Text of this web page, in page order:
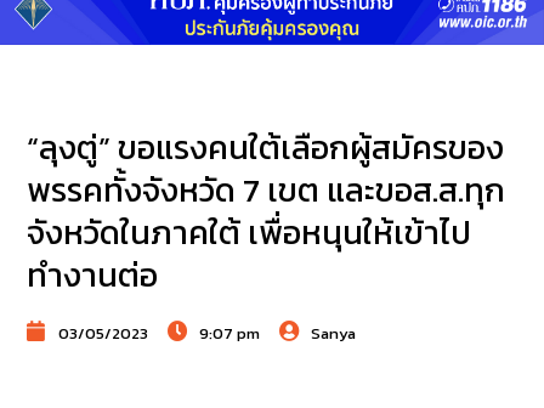
“ลุงตู่” ขอแรงคนใต้เลือกผู้สมัครของ
พรรคทั้งจังหวัด 7 เขต และขอส.ส.ทุก
จังหวัดในภาคใต้ เพื่อหนุนให้เข้าไป
ทำงานต่อ
03/05/2023 9:07 pm Sanya